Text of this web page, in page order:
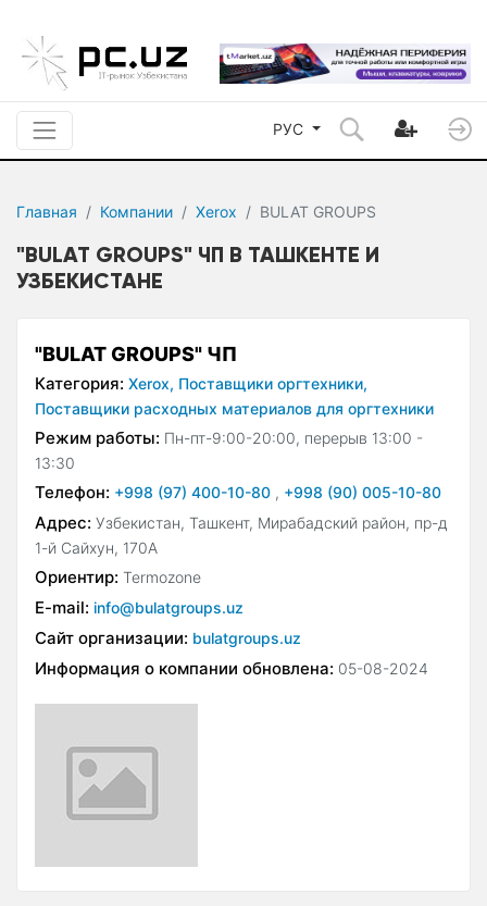
РУС
Главная Компании Xerox BULAT GROUPS
"BULAT GROUPS" ЧП В ТАШКЕНТЕ И
УЗБЕКИСТАНЕ
"BULAT GROUPS" ЧП
Категория: Xerox, Поставщики оргтехники,
Поставщики расходных материалов для оргтехники
Режим работы: Пн-пт-9:00-20:00, перерыв 13:00 -
13:30
Телефон: +998 (97) 400-10-80 , +998 (90) 005-10-80
Адрес: Узбекистан, Ташкент, Мирабадский район, пр-д
1-й Сайхун, 170А
Ориентир: Termozone
E-mail: info@bulatgroups.uz
Сайт организации: bulatgroups.uz
Информация о компании обновлена: 05-08-2024